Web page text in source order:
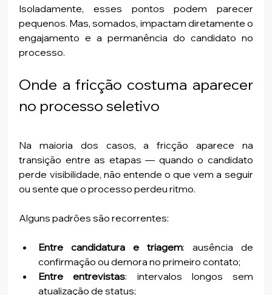
Isoladamente, esses pontos podem parecer
pequenos. Mas, somados, impactam diretamente o
engajamento e a permanência do candidato no
processo.
Onde a fricção costuma aparecer
no processo seletivo
Na maioria dos casos, a fricção aparece na
transição entre as etapas — quando o candidato
perde visibilidade, não entende o que vem a seguir
ou sente que o processo perdeu ritmo.
Alguns padrões são recorrentes:
Entre candidatura e triagem: ausência de
confirmação ou demora no primeiro contato;
Entre entrevistas: intervalos longos sem
atualização de status;